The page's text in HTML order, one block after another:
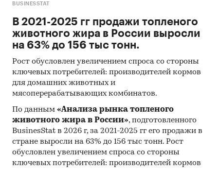
BUSINESSTAT
В 2021-2025 гг продажи топленого
животного жира в России выросли
на 63% до 156 тыс тонн.
Рост обусловлен увеличением спроса со стороны
ключевых потребителей: производителей кормов
для домашних животных и
мясоперерабатывающих комбинатов.
По данным «Анализа рынка топленого
животного жира в России», подготовленного
BusinesStat в 2026 г, за 2021-2025 гг его продажи в
стране выросли на 63% до 156 тыс тонн. Рост
обусловлен увеличением спроса со стороны
ключевых потребителей: производителей кормов